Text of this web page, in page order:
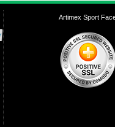
Artimex Sport